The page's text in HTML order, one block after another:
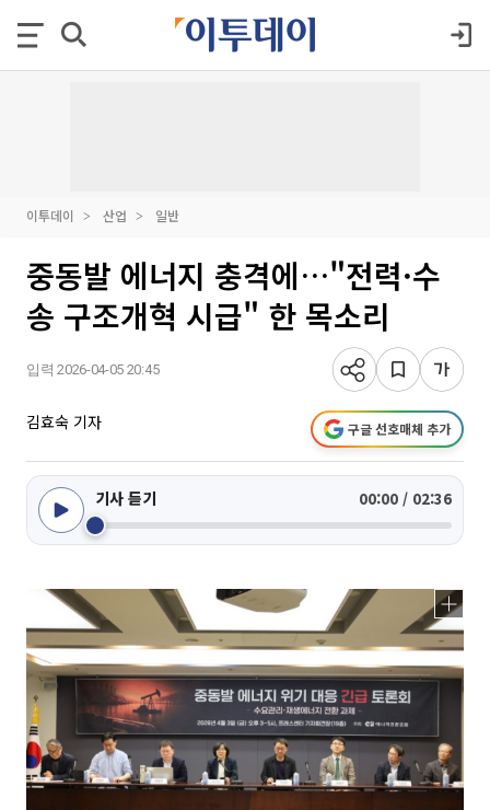
이투데이 산업 일반
중동발 에너지 충격에…"전력·수
송 구조개혁 시급" 한 목소리
입력 2026-04-05 20:45
김효숙 기자 구글 선호매체 추가
기사 듣기 00:00 / 02:36